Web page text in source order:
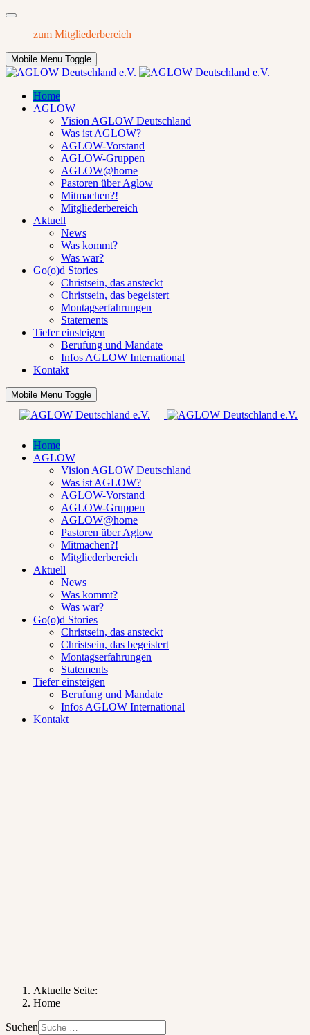
zum Mitgliederbereich
Mobile Menu Toggle
Home
AGLOW
Vision AGLOW Deutschland
Was ist AGLOW?
AGLOW-Vorstand
AGLOW-Gruppen
AGLOW@home
Pastoren über Aglow
Mitmachen?!
Mitgliederbereich
Aktuell
News
Was kommt?
Was war?
Go(o)d Stories
Christsein, das ansteckt
Christsein, das begeistert
Montagserfahrungen
Statements
Tiefer einsteigen
Berufung und Mandate
Infos AGLOW International
Kontakt
Mobile Menu Toggle
Home
AGLOW
Vision AGLOW Deutschland
Was ist AGLOW?
AGLOW-Vorstand
AGLOW-Gruppen
AGLOW@home
Pastoren über Aglow
Mitmachen?!
Mitgliederbereich
Aktuell
News
Was kommt?
Was war?
Go(o)d Stories
Christsein, das ansteckt
Christsein, das begeistert
Montagserfahrungen
Statements
Tiefer einsteigen
Berufung und Mandate
Infos AGLOW International
Kontakt
Aktuelle Seite:
Home
Suchen